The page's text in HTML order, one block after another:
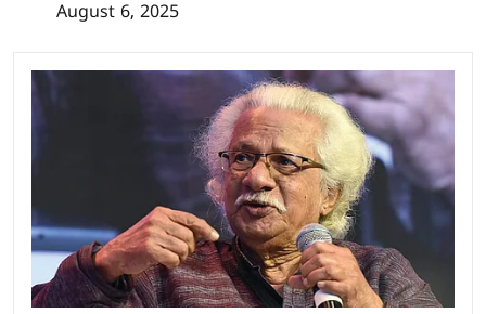
August 6, 2025